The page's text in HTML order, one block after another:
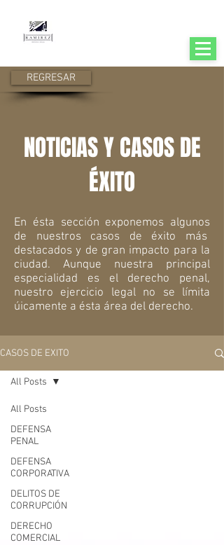
REGRESAR
NOTICIAS Y CASOS DE
ÉXITO
En ésta sección exponemos algunos
de nuestros casos de éxito más
destacados y de gran impacto para la
ciudad. Aunque nuestra principal
especialidad es el derecho penal,
nuestro ejercicio legal no se límita
úicamente a ésta área del derecho.
CASOS DE EXITO
All Posts
DEFENSA
PENAL
DEFENSA
CORPORATIVA
DELITOS DE
CORRUPCIÓN
DERECHO
COMERCIAL
All Posts